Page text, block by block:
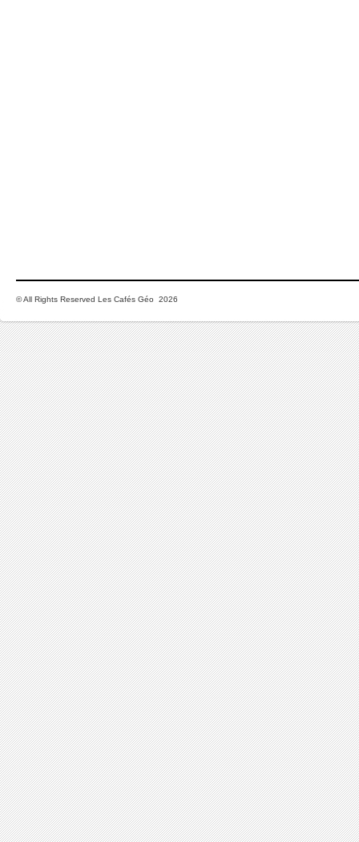
© All Rights Reserved Les Cafés Géo 2026